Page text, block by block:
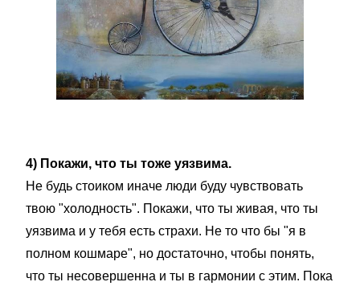
4) Покажи, что ты тоже уязвима.
Не будь стоиком иначе люди буду чувствовать
твою "холодность". Покажи, что ты живая, что ты
уязвима и у тебя есть страхи. Не то что бы "я в
полном кошмаре", но достаточно, чтобы понять,
что ты несовершенна и ты в гармонии с этим. Пока